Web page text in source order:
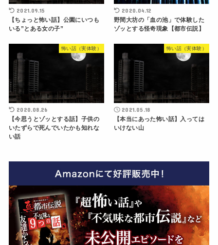
2021.09.15
【ちょっと怖い話】公園にいつも
いる”とある女の子”
2020.04.12
野間大坊の「血の池」で体験した
ゾッとする怪奇現象【都市伝説】
怖い話（実体験）
2020.08.26
【今思うとゾッとする話】子供の
いたずらで死んでいたかも知れな
い話
怖い話（実体験）
2021.05.18
【本当にあった怖い話】入っては
いけない山